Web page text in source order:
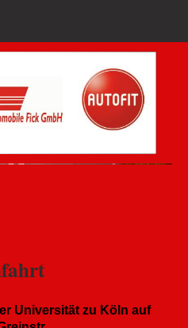
Universität zu Köln auf